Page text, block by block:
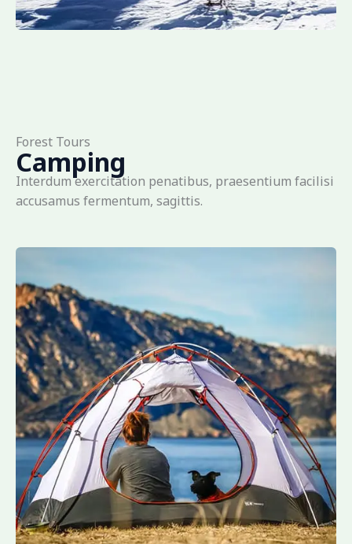
Forest Tours
Camping
Interdum exercitation penatibus, praesentium facilisi
accusamus fermentum, sagittis.